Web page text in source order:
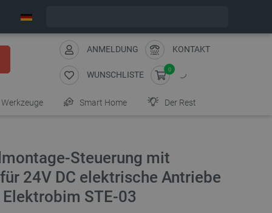
ANMELDUNG KONTAKT
WUNSCHLISTE
0
Werkzeuge Smart Home Der Rest
Steuerung mit
24V DC elektrische Antriebe
STE-03